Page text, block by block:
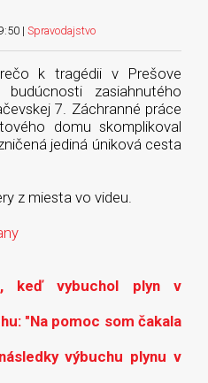
| Spravodajstvo
k tragédii v Prešove
zasiahnutého
7. Záchranné práce
domu skomplikoval
jediná úniková cesta
z miesta vo videu.
keď vybuchol plyn v
"Na pomoc som čakala
výbuchu plynu v